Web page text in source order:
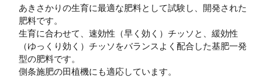
あきさかりの生育に最適な肥料として試験し、開発された
肥料です。
生育に合わせて、速効性（早く効く）チッソと、緩効性
（ゆっくり効く）チッソをバランスよく配合した基肥一発
型の肥料です。
側条施肥の田植機にも適応しています。